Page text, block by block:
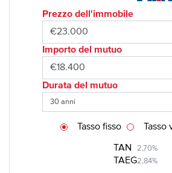
Prezzo dell'immobile
Importo del mutuo
Durata del mutuo
TAN 2,70%
TAEG2,84%
Tasso fisso Tasso